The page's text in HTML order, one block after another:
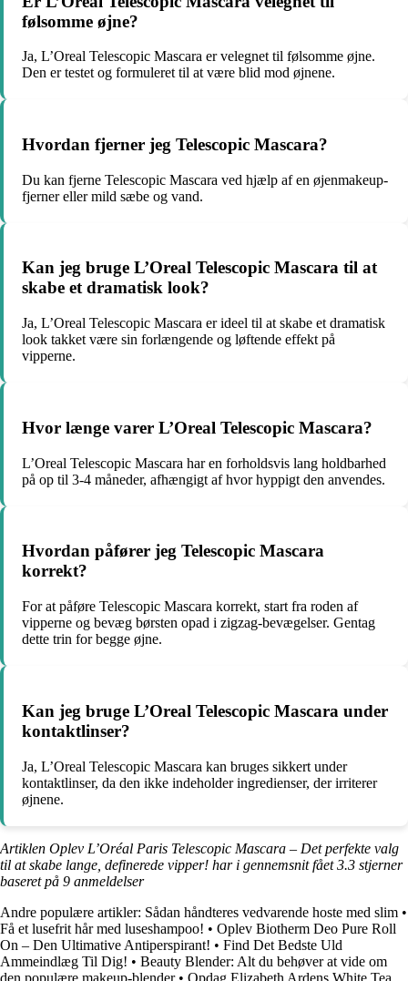
følsomme øjne?
Ja, L’Oreal Telescopic Mascara er velegnet til følsomme øjne.
Den er testet og formuleret til at være blid mod øjnene.
Hvordan fjerner jeg Telescopic Mascara?
Du kan fjerne Telescopic Mascara ved hjælp af en øjenmakeup-
fjerner eller mild sæbe og vand.
Kan jeg bruge L’Oreal Telescopic Mascara til at
skabe et dramatisk look?
Ja, L’Oreal Telescopic Mascara er ideel til at skabe et dramatisk
look takket være sin forlængende og løftende effekt på
vipperne.
Hvor længe varer L’Oreal Telescopic Mascara?
L’Oreal Telescopic Mascara har en forholdsvis lang holdbarhed
på op til 3-4 måneder, afhængigt af hvor hyppigt den anvendes.
Hvordan påfører jeg Telescopic Mascara
korrekt?
For at påføre Telescopic Mascara korrekt, start fra roden af
vipperne og bevæg børsten opad i zigzag-bevægelser. Gentag
dette trin for begge øjne.
Kan jeg bruge L’Oreal Telescopic Mascara under
kontaktlinser?
Ja, L’Oreal Telescopic Mascara kan bruges sikkert under
kontaktlinser, da den ikke indeholder ingredienser, der irriterer
øjnene.
Artiklen Oplev L’Oréal Paris Telescopic Mascara – Det perfekte valg
til at skabe lange, definerede vipper! har i gennemsnit fået3.3 stjerner
baseret på 9 anmeldelser
Andre populære artikler: Sådan håndteres vedvarende hoste med slim •
Få et lusefrit hår med luseshampoo! • Oplev Biotherm Deo Pure Roll
On – Den Ultimative Antiperspirant! • Find Det Bedste Uld
Ammeindlæg Til Dig! • Beauty Blender: Alt du behøver at vide om
den populære makeup-blender• Opdag Elizabeth Ardens White Tea